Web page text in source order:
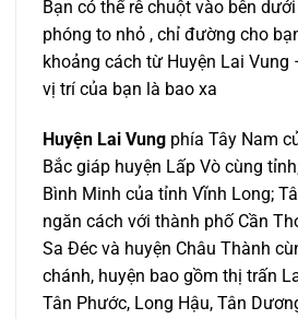
Bạn có thể rê chuột vào bên
phóng to nhỏ , chỉ đường cho
khoảng cách từ Huyện Lai
vị trí của bạn là bao xa
Huyện Lai Vung phía Tây Nam
Bắc giáp huyện Lấp Vò cùng
Bình Minh của tỉnh Vĩnh Long;
ngăn cách với thành phố Cần
Sa Đéc và huyện Châu Thành
chánh, huyện bao gồm thị trấn
Tân Phước, Long Hậu, Tân